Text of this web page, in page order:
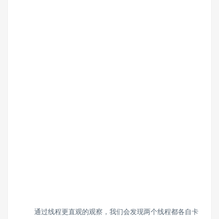
通过线程更直观的观察，我们会发现两个线程都各自卡